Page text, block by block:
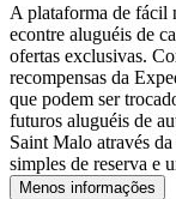
A plataforma de fácil
econtre aluguéis de
ofertas exclusivas.
recompensas da
que podem ser
futuros aluguéis de
Saint Malo através
simples de reserva e
Menos informações